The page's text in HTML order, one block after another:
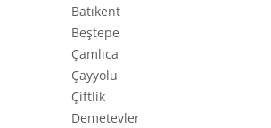
Batıkent
Beştepe
Çamlıca
Çayyolu
Çiftlik
Demetevler